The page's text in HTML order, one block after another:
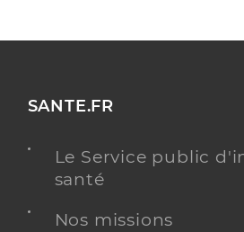
SANTE.FR
Le Service public
santé
Nos missions